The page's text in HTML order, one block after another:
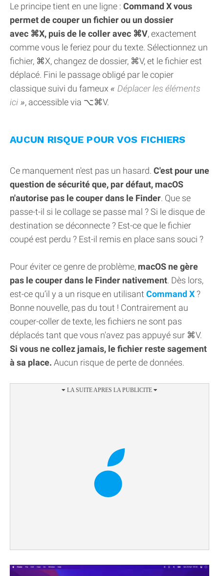
Le principe tient en une ligne : Command X vous
permet de couper un fichier ou un dossier
avec ⌘X, puis de le coller avec ⌘V, exactement
comme vous le feriez pour du texte. Sélectionnez un
fichier, ⌘X, changez de dossier, ⌘V, et le fichier est
déplacé. Fini le passage obligé par le copier
classique suivi du fameux
Déplacer les éléments
ici
, accessible via ⌥⌘V.
AUCUN RISQUE POUR VOS FICHIERS
Ce manquement n'est pas un hasard. C'est pour une
question de sécurité que, par défaut, macOS
n'autorise pas le couper dans le Finder. Que se
passe-t-il si le collage se passe mal ? Si le disque de
destination se déconnecte ? Est-ce que le fichier
coupé est perdu ? Est-il remis en place sans souci ?
Pour éviter ce genre de problème, macOS ne gère
pas le couper dans le Finder nativement. Dès lors,
est-ce qu’il y a un risque en utilisant Command X?
Bonne nouvelle, pas du tout ! Contrairement au
couper-coller de texte, les fichiers ne sont pas
déplacés tant que vous n'avez pas appuyé sur ⌘V.
Si vous ne collez jamais, le fichier reste sagement
à sa place. Aucun risque de perte de données.